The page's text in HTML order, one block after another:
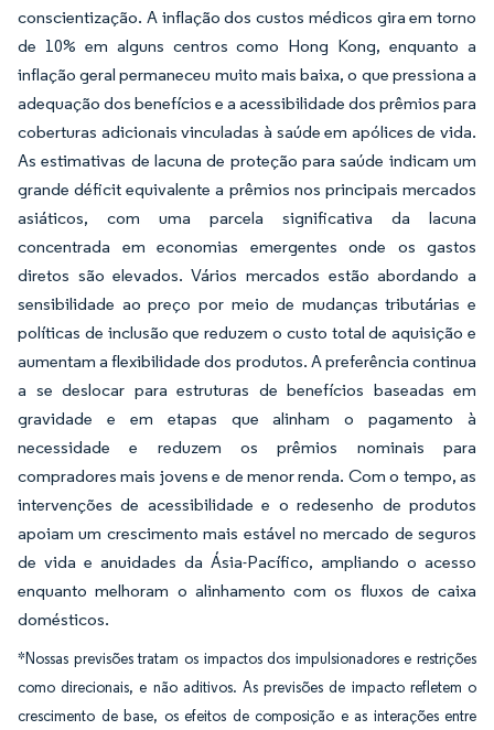
conscientização. A inflação dos custos médicos gira em torno
de 10% em alguns centros como Hong Kong, enquanto a
inflação geral permaneceu muito mais baixa, o que pressiona a
adequação dos benefícios e a acessibilidade dos prêmios para
coberturas adicionais vinculadas à saúde em apólices de vida.
As estimativas de lacuna de proteção para saúde indicam um
grande déficit equivalente a prêmios nos principais mercados
asiáticos, com uma parcela significativa da lacuna
concentrada em economias emergentes onde os gastos
diretos são elevados. Vários mercados estão abordando a
sensibilidade ao preço por meio de mudanças tributárias e
políticas de inclusão que reduzem o custo total de aquisição e
aumentam a flexibilidade dos produtos. A preferência continua
a se deslocar para estruturas de benefícios baseadas em
gravidade e em etapas que alinham o pagamento à
necessidade e reduzem os prêmios nominais para
compradores mais jovens e de menor renda. Com o tempo, as
intervenções de acessibilidade e o redesenho de produtos
apoiam um crescimento mais estável no mercado de seguros
de vida e anuidades da Ásia-Pacífico, ampliando o acesso
enquanto melhoram o alinhamento com os fluxos de caixa
domésticos.
*Nossas previsões tratam os impactos dos impulsionadores e restrições
como direcionais, e não aditivos. As previsões de impacto refletem o
crescimento de base, os efeitos de composição e as interações entre